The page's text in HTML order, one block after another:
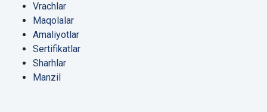
Vrachlar
Maqolalar
Amaliyotlar
Sertifikatlar
Sharhlar
Manzil